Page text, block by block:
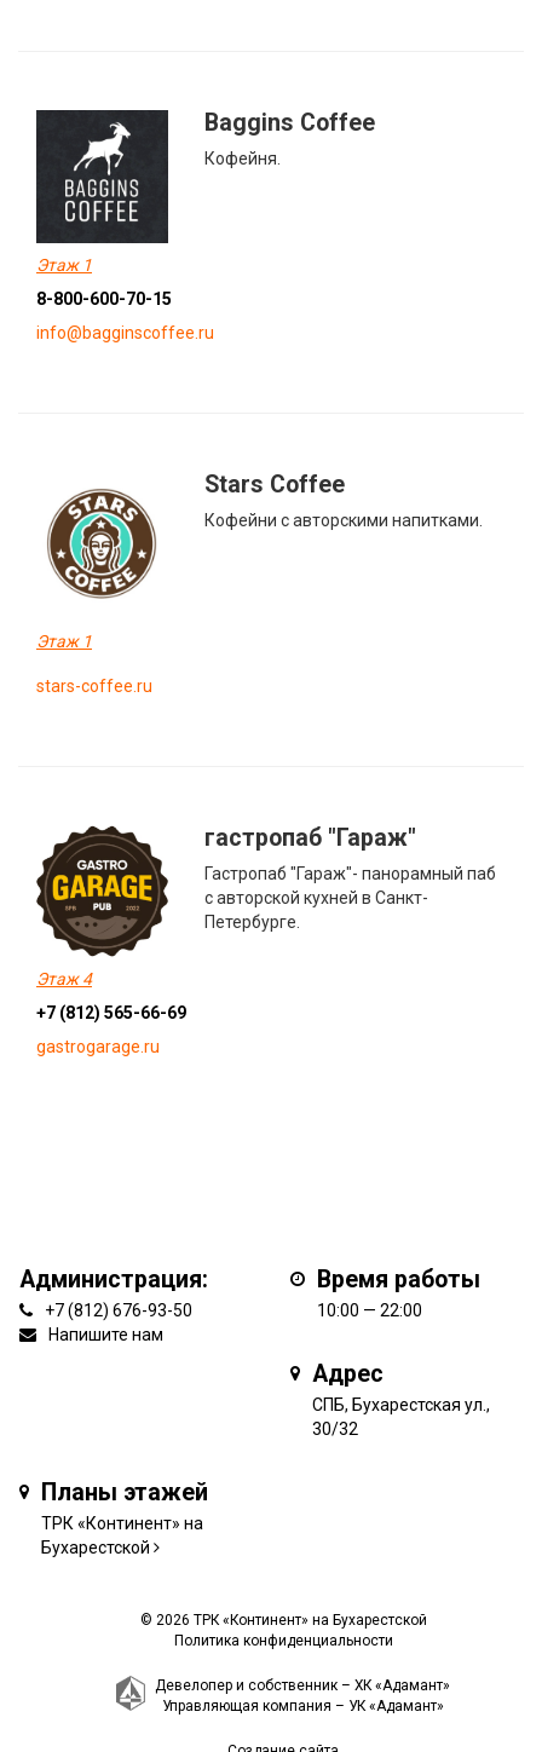
Baggins Coffee
Кофейня.
Этаж 1
8-800-600-70-15
info@bagginscoffee.ru
Stars Coffee
Кофейни с авторскими напитками.
Этаж 1
stars-coffee.ru
гастропаб "Гараж"
Гастропаб "Гараж"- панорамный паб
с авторской кухней в Санкт-
Петербурге.
Этаж 4
+7 (812) 565-66-69
gastrogarage.ru
Администрация:
+7 (812) 676-93-50
Напишите нам
Время работы
10:00 — 22:00
Адрес
СПБ, Бухарестская ул.,
30/32
Планы этажей
ТРК «Континент» на
Бухарестской
© 2026 ТРК «Континент» на Бухарестской
Политика конфиденциальности
Девелопер и собственник – ХК «Адамант»
Управляющая компания – УК «Адамант»